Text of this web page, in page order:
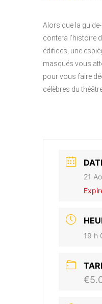
Alors que la
contera l’histoire
édifices, une
masqués vous
pour vous faire
célèbres du
21
19 h